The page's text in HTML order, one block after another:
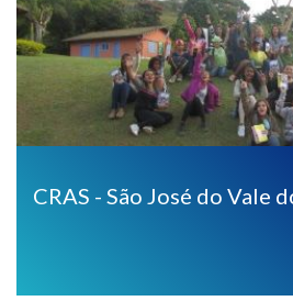
CRAS - São José do Vale